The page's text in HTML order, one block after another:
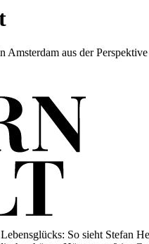
aus der
So sieht Stefan